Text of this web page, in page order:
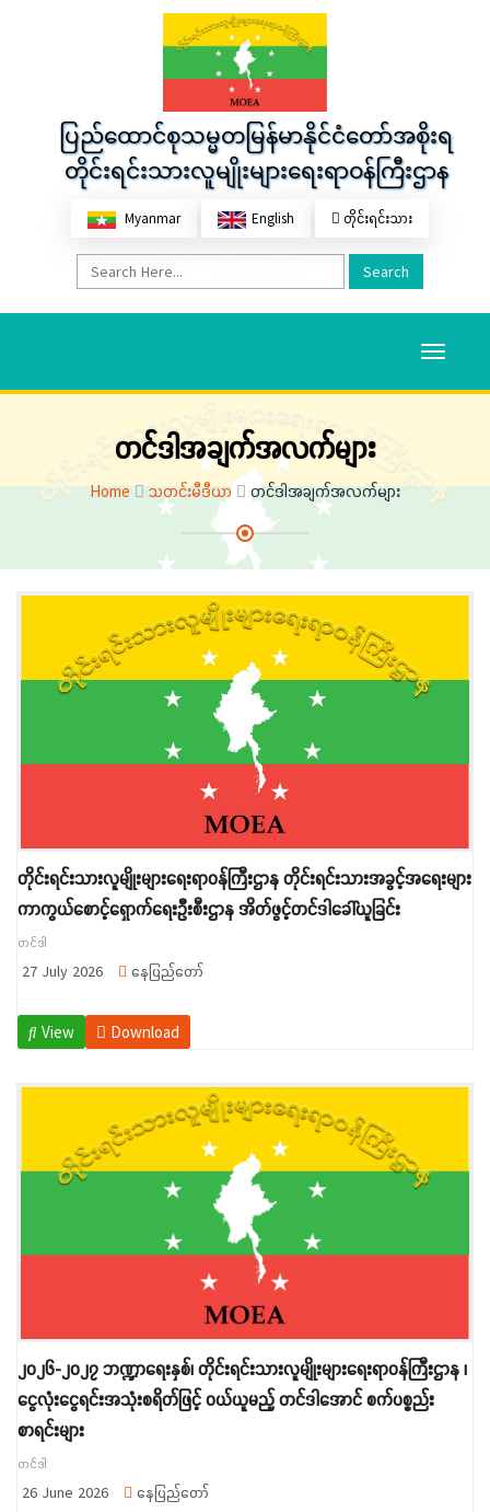
ပြည်ထောင်စုသမ္မတမြန်မာနိုင်ငံတော်အစိုးရ
တိုင်းရင်းသားလူမျိုးများရေးရာဝန်ကြီးဌာန
Myanmar English တိုင်းရင်းသား
Search
Toggle
တင်ဒါအချက်အလက်များ
Home သတင်းမီဒီယာ တင်ဒါအချက်အလက်များ
တိုင်းရင်းသားလူမျိုးများရေးရာဝန်ကြီးဌာန တိုင်းရင်းသားအခွင့်အရေးများ
ကာကွယ်စောင့်ရှောက်ရေးဦးစီးဌာန အိတ်ဖွင့်တင်ဒါခေါ်ယူခြင်း
တင်ဒါ
27 July 2026 နေပြည်တော်
View Download
၂၀၂၆-၂၀၂၇ ဘဏ္ဍာရေးနှစ်၊ တိုင်းရင်းသားလူမျိုးများရေးရာဝန်ကြီးဌာန ၊
ငွေလုံးငွေရင်းအသုံးစရိတ်ဖြင့် ဝယ်ယူမည့် တင်ဒါအောင် စက်ပစ္စည်း
စာရင်းများ
တင်ဒါ
26 June 2026 နေပြည်တော်